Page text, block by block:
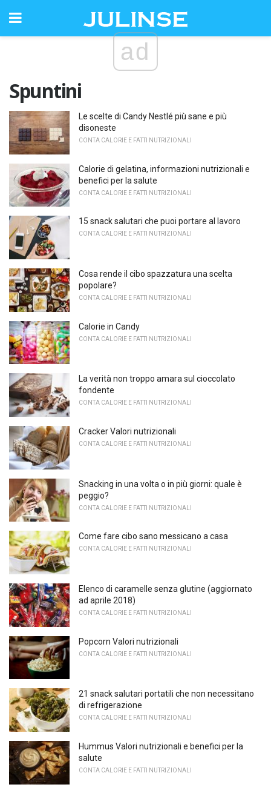
ad
Spuntini
Le scelte di Candy Nestlé più sane e più
disoneste
CONTA CALORIE E FATTI NUTRIZIONALI
Calorie di gelatina, informazioni nutrizionali e
benefici per la salute
CONTA CALORIE E FATTI NUTRIZIONALI
15 snack salutari che puoi portare al lavoro
CONTA CALORIE E FATTI NUTRIZIONALI
Cosa rende il cibo spazzatura una scelta
popolare?
CONTA CALORIE E FATTI NUTRIZIONALI
Calorie in Candy
CONTA CALORIE E FATTI NUTRIZIONALI
La verità non troppo amara sul cioccolato
fondente
CONTA CALORIE E FATTI NUTRIZIONALI
Cracker Valori nutrizionali
CONTA CALORIE E FATTI NUTRIZIONALI
Snacking in una volta o in più giorni: quale è
peggio?
CONTA CALORIE E FATTI NUTRIZIONALI
Come fare cibo sano messicano a casa
CONTA CALORIE E FATTI NUTRIZIONALI
Elenco di caramelle senza glutine (aggiornato
ad aprile 2018)
CONTA CALORIE E FATTI NUTRIZIONALI
Popcorn Valori nutrizionali
CONTA CALORIE E FATTI NUTRIZIONALI
21 snack salutari portatili che non necessitano
di refrigerazione
CONTA CALORIE E FATTI NUTRIZIONALI
Hummus Valori nutrizionali e benefici per la
salute
CONTA CALORIE E FATTI NUTRIZIONALI